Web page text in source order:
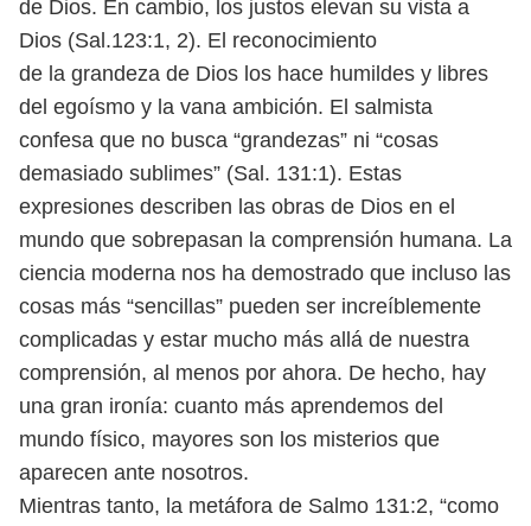
de Dios. En cambio, los justos elevan su vista a
Dios (Sal.123:1, 2). El reconocimiento
de la grandeza de Dios los hace humildes y libres
del egoísmo y la vana ambición. El salmista
confesa que no busca “grandezas” ni “cosas
demasiado sublimes” (Sal. 131:1). Estas
expresiones describen las obras de Dios en el
mundo que sobrepasan la comprensión humana. La
ciencia moderna nos ha demostrado que incluso las
cosas más “sencillas” pueden ser increíblemente
complicadas y estar mucho más allá de nuestra
comprensión, al menos por ahora. De hecho, hay
una gran ironía: cuanto más aprendemos del
mundo físico, mayores son los misterios que
aparecen ante nosotros.
Mientras tanto, la metáfora de Salmo 131:2, “como